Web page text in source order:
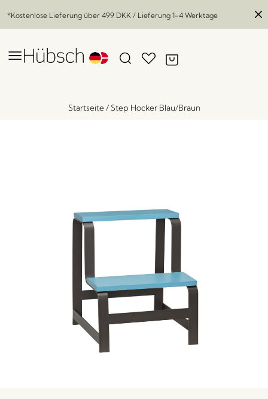
*Kostenlose Lieferung über 499 DKK / Lieferung 1-4 Werktage
Startseite/ Step Hocker Blau/Braun